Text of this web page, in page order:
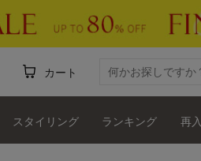
カート
スタイリング ランキング 再